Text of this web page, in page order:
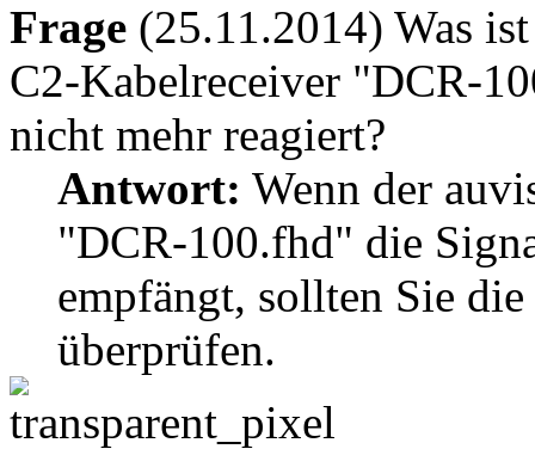
Frage (25.11.2014) Was
C2-Kabelreceiver "DCR-
nicht mehr reagiert?
Antwort: Wenn der
"DCR-100.fhd" die
empfängt, sollten Sie
überprüfen.